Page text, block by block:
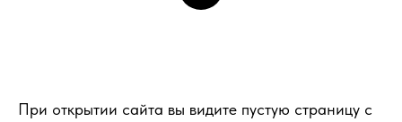
При открытии сайта вы видите пустую страницу с